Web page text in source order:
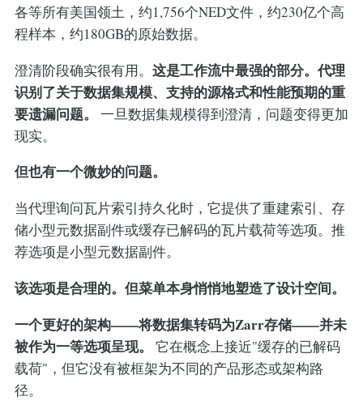
各等所有美国领土，约1,756个NED文件，约230亿个高
程样本，约180GB的原始数据。
澄清阶段确实很有用。 这是工作流中最强的部分。代理
识别了关于数据集规模、支持的源格式和性能预期的重
要遗漏问题。
一旦数据集规模得到澄清，问题变得更加
现实。
但也有一个微妙的问题。
当代理询问瓦片索引持久化时，它提供了重建索引、存
储小型元数据副件或缓存已解码的瓦片载荷等选项。推
荐选项是小型元数据副件。
该选项是合理的。但菜单本身悄悄地塑造了设计空间。
一个更好的架构——将数据集转码为Zarr存储——并未
被作为一等选项呈现。
它在概念上接近"缓存的已解码
载荷"，但它没有被框架为不同的产品形态或架构路
径。